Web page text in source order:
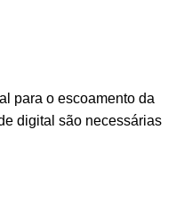
para o escoamento da
digital são necessárias